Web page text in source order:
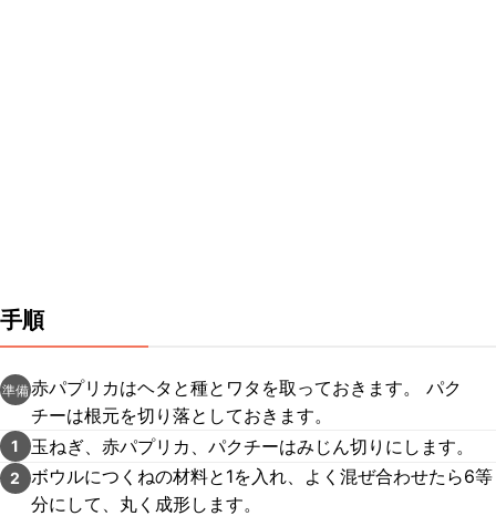
手順
準備赤パプリカはヘタと種とワタを取っておきます。 パク
チーは根元を切り落としておきます。
1 玉ねぎ、赤パプリカ、パクチーはみじん切りにします。
2
ボウルにつくねの材料と1を入れ、よく混ぜ合わせたら6等
分にして、丸く成形します。